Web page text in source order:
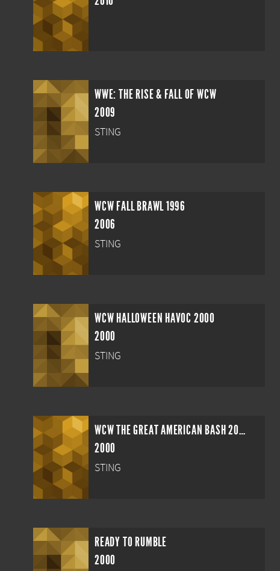
WWE: THE RISE & FALL OF WCW
2009
STING
WCW FALL BRAWL 1996
2006
STING
WCW HALLOWEEN HAVOC 2000
2000
STING
WCW THE GREAT AMERICAN BASH 2000
2000
STING
READY TO RUMBLE
2000